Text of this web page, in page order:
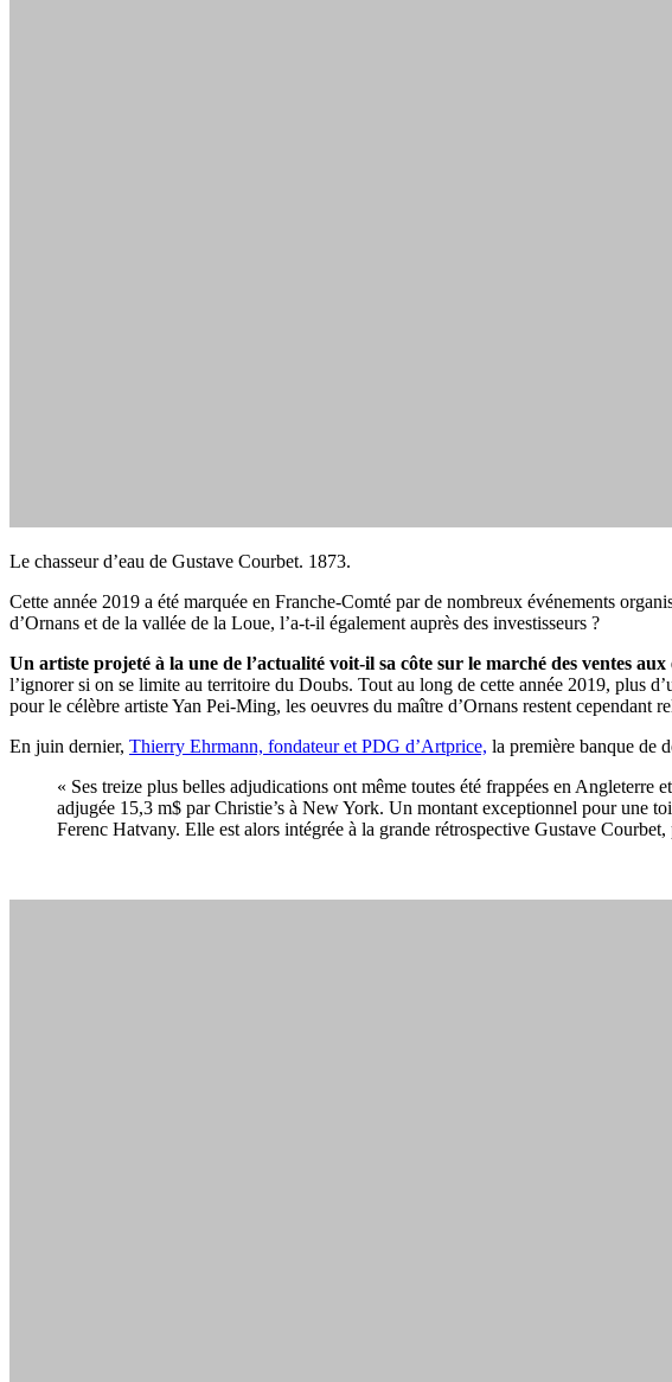
Le chasseur d’eau de Gustave Courbet. 1873.
Cette année 2019 a été marquée en Franche-Comté par de nombreux événements
d’Ornans et de la vallée de la Loue, l’a-t-il également auprès des investisseurs ?
Un artiste projeté à la une de l’actualité voit-il sa côte sur le marché des ventes
l’ignorer si on se limite au territoire du Doubs. Tout au long de cette année 2019, plus
pour le célèbre artiste Yan Pei-Ming, les oeuvres du maître d’Ornans restent cependant
En juin dernier, Thierry Ehrmann, fondateur et PDG d’Artprice, la première banque de
« Ses treize plus belles adjudications ont même toutes été frappées en
adjugée 15,3 m$ par Christie’s à New York. Un montant exceptionnel pour une
Ferenc Hatvany. Elle est alors intégrée à la grande rétrospective Gustave